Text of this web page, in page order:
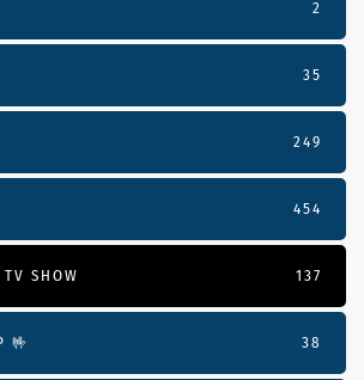
2
35
249
454
SHOW 137
🤟 38